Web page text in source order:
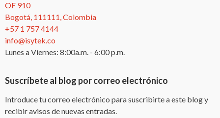
OF 910
Bogotá, 111111, Colombia
+57 1 757 4144
info@isytek.co
Lunes a Viernes: 8:00a.m. - 6:00 p.m.
Suscríbete al blog por correo electrónico
Introduce tu correo electrónico para suscribirte a este blog y
recibir avisos de nuevas entradas.